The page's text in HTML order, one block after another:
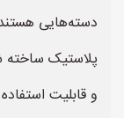
دسته‌هایی هستند
پلاستیک ساخته
و قابلیت